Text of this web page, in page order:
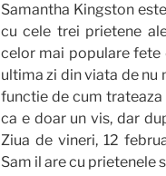
Samantha Kingston
cu cele trei prietene
celor mai populare fete
ultima zi din viata de nu
functie de cum
ca e doar un vis, dar
Ziua de vineri, 12
Sam il are cu prietenele